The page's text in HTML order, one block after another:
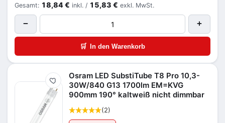
Gesamt: 18,84 € inkl. / 15,83 € exkl. MwSt.
− +
🛒 In den Warenkorb
Merken
Osram LED SubstiTube T8 Pro 10,3-
30W/840 G13 1700lm EM=KVG
900mm 190° kaltweiß nicht dimmbar
(2)